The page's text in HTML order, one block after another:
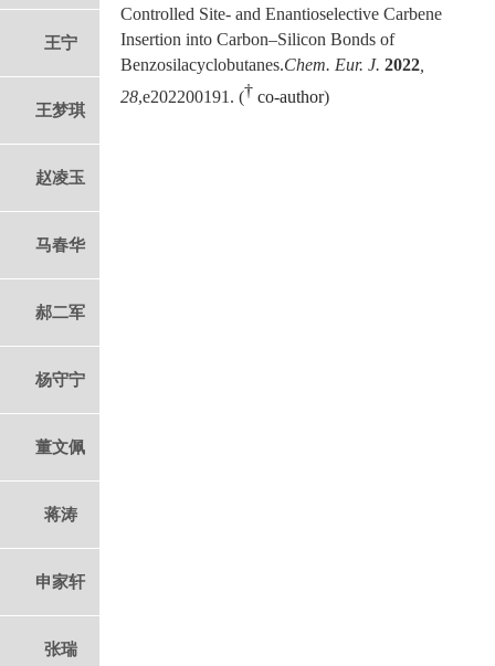
王宁
王梦琪
赵凌玉
马春华
郝二军
杨守宁
董文佩
蒋涛
申家轩
张瑞
Controlled Site- and Enantioselective Carbene
Insertion into Carbon–Silicon Bonds of
Benzosilacyclobutanes.Chem. Eur. J. 2022,
28,e202200191 . († co-author)